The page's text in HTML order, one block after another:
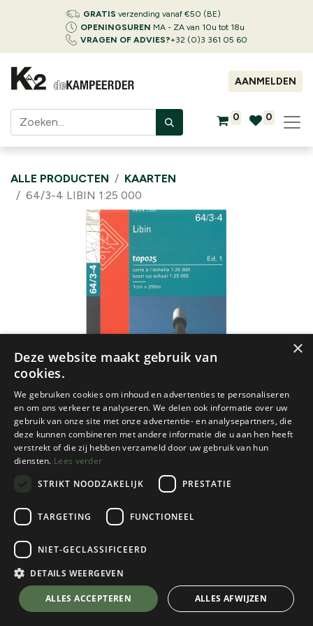
GRATIS verzending vanaf €50 (BE)
OPENINGSUREN MA - ZA van 10u tot 18u
VRAGEN OF ADVIES?+32 (0)3 361 05 60
AANMELDEN
0 0
ALLE PRODUCTEN
KAARTEN
64/3-4 LIBIN 1:25 000
NGI
64/3-4 Libin 1:25 000
€
8,50💬 Stel je vraag over dit product via WhatsApp
×
Deze website maakt gebruik van
cookies.
We gebruiken cookies om inhoud en advertenties te personaliseren
en om ons verkeer te analyseren. We delen ook informatie over uw
gebruik van onze site met onze advertentie- en analysepartners, die
deze kunnen combineren met andere informatie die u aan hen heeft
verstrekt of die zij hebben verzameld door uw gebruik van hun
diensten. Lees verder
STRIKT NOODZAKELIJK
PRESTATIE
TARGETING FUNCTIONEEL
NIET-GECLASSIFICEERD
DETAILS WEERGEVEN
ALLES ACCEPTEREN ALLES AFWIJZEN